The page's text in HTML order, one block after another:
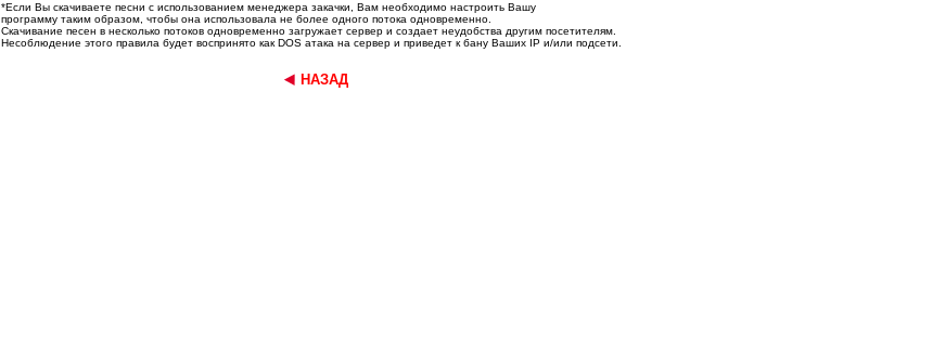
*Если Вы скачиваете песни с использованием менеджера закачки, Вам необходимо настроить Вашу
программу таким образом, чтобы она использовала не более одного потока одновременно.
Скачивание песен в несколько потоков одновременно загружает сервер и создает неудобства другим посетителям.
Несоблюдение этого правила будет воспринято как DOS атака на сервер и приведет к бану Ваших IP и/или подсети.
НАЗАД